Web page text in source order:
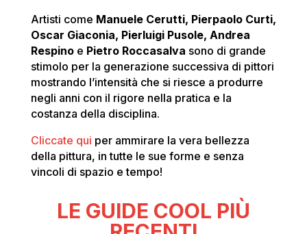
Artisti come Manuele Cerutti, Pierpaolo Curti,
Oscar Giaconia, Pierluigi Pusole, Andrea
Respino e Pietro Roccasalva sono di grande
stimolo per la generazione successiva di pittori
mostrando l’intensità che si riesce a produrre
negli anni con il rigore nella pratica e la
costanza della disciplina.
Cliccate qui per ammirare la vera bellezza
della pittura, in tutte le sue forme e senza
vincoli di spazio e tempo!
LE GUIDE COOL PIÙ